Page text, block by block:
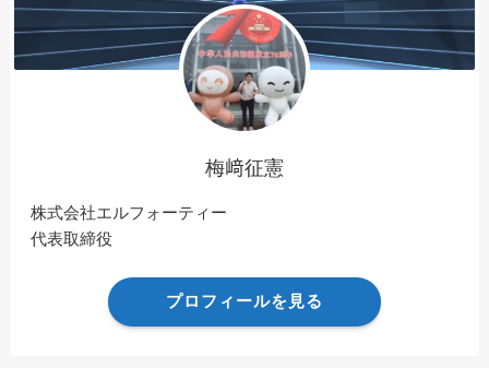
梅﨑征憲
株式会社エルフォーティー
代表取締役
プロフィールを見る